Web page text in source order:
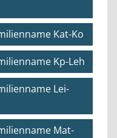
Kat-Ko
Kp-Leh
Lei-
Mat-